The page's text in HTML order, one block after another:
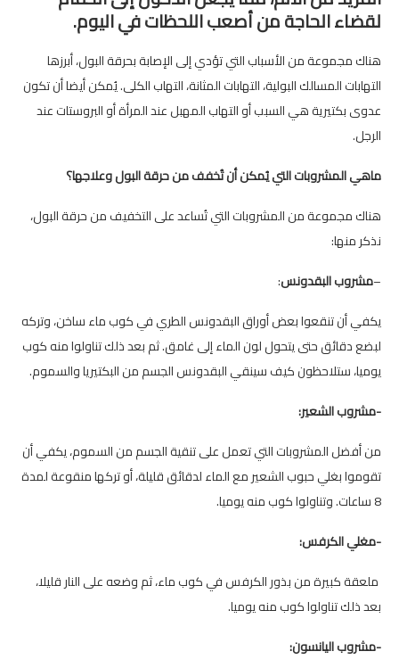
لقضاء الحاجة من أصعب اللحظات في اليوم.
هناك مجموعة من الأسباب التي تؤدي إلى الإصابة بحرقة البول، أبرزها
التهابات المسالك البولية، التهابات المثانة، التهاب الكلى. يُمكن أيضا أن تكون
عدوى بكتيرية هي السبب أو التهاب المهبل عند المرأة أو البروستات عند
الرجل.
ماهي المشروبات التي يُمكن أن تُخفف من حرقة البول وعلاجها؟
هناك مجموعة من المشروبات التي تُساعد على التخفيف من حرقة البول،
نذكر منها:
–مشروب البقدونس:
يكفي أن تنقعوا بعض أوراق البقدونس الطري في كوب ماء ساخن، وتركه
لبضع دقائق حتى يتحول لون الماء إلى غامق. ثم بعد ذلك تناولوا منه كوب
يوميا، ستلاحظون كيف سينقي البقدونس الجسم من البكتيريا والسموم.
-مشروب الشعير:
من أفضل المشروبات التي تعمل على تنقية الجسم من السموم، يكفي أن
تقوموا بغلي حبوب الشعير مع الماء لدقائق قليلة، أو تركها منقوعة لمدة
8 ساعات. وتناولوا كوب منه يوميا.
-مغلي الكرفس:
ملعقة كبيرة من بذور الكرفس في كوب ماء، ثم وضعه على النار قليلا،
بعد ذلك تناولوا كوب منه يوميا.
-مشروب اليانسون: